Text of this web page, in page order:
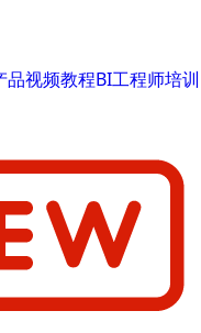
品视频教程BI工程师培训